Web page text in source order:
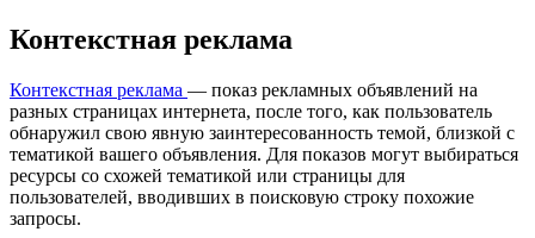
Контекстная реклама
Контекстная реклама — показ рекламных объявлений на
разных страницах интернета, после того, как пользователь
обнаружил свою явную заинтересованность темой, близкой с
тематикой вашего объявления. Для показов могут выбираться
ресурсы со схожей тематикой или страницы для
пользователей, вводивших в поисковую строку похожие
запросы.